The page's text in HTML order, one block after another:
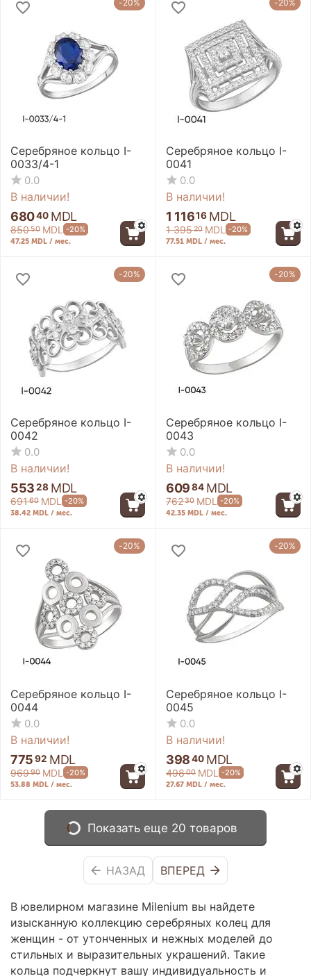
В ювелирном магазине Milenium вы найдете
изысканную коллекцию серебряных колец для
женщин - от утонченных и нежных моделей до
стильных и выразительных украшений. Такие
кольца подчеркнут вашу индивидуальность и
-20%
Серебряное кольцо I-
0033/4-1
0.0
В наличии!
68040 MDL
85050 MDL -20%
47.25 MDL / мес.
-20%
Серебряное кольцо I-
0041
0.0
В наличии!
1 11616 MDL
1 39520 MDL -20%
77.51 MDL / мес.
-20%
Серебряное кольцо I-
0042
0.0
В наличии!
55328 MDL
69160 MDL -20%
38.42 MDL / мес.
-20%
Серебряное кольцо I-
0043
0.0
В наличии!
60984 MDL
76230 MDL -20%
42.35 MDL / мес.
-20%
Серебряное кольцо I-
0044
0.0
В наличии!
77592 MDL
96990 MDL -20%
53.88 MDL / мес.
-20%
Серебряное кольцо I-
0045
0.0
В наличии!
39840 MDL
49800 MDL -20%
27.67 MDL / мес.
Показать еще 20 товаров
НАЗАД ВПЕРЕД